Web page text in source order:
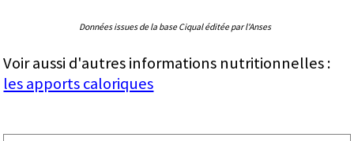
Données issues de la base Ciqual éditée par l'Anses
Voir aussi d'autres informations nutritionnelles :
les apports caloriques